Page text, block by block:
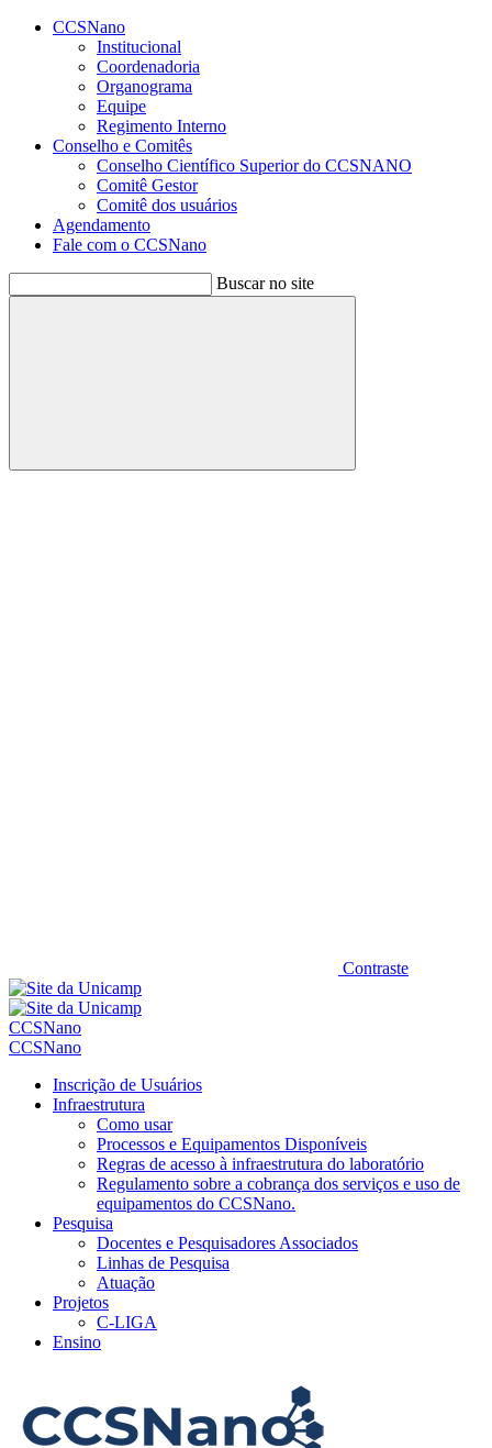
Conteúdo principal
CCSNano
Institucional
Coordenadoria
Organograma
Equipe
Regimento Interno
Conselho e Comitês
Conselho Científico Superior do CCSNANO
Comitê Gestor
Comitê dos usuários
Agendamento
Fale com o CCSNano
Buscar no site
Buscar
Contraste
CCSNano
CCSNano
Inscrição de Usuários
Infraestrutura
Como usar
Processos e Equipamentos Disponíveis
Regras de acesso à infraestrutura do laboratório
Regulamento sobre a cobrança dos serviços e uso de
equipamentos do CCSNano.
Pesquisa
Docentes e Pesquisadores Associados
Linhas de Pesquisa
Atuação
Projetos
C-LIGA
Ensino